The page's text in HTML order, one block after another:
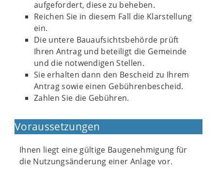
aufgefordert, diese zu beheben.
Reichen Sie in diesem Fall die Klarstellung
ein.
Die untere Bauaufsichtsbehörde prüft
Ihren Antrag und beteiligt die Gemeinde
und die notwendigen Stellen.
Sie erhalten dann den Bescheid zu Ihrem
Antrag sowie einen Gebührenbescheid.
Zahlen Sie die Gebühren.
Voraussetzungen
Ihnen liegt eine gültige Baugenehmigung für
die Nutzungsänderung einer Anlage vor.